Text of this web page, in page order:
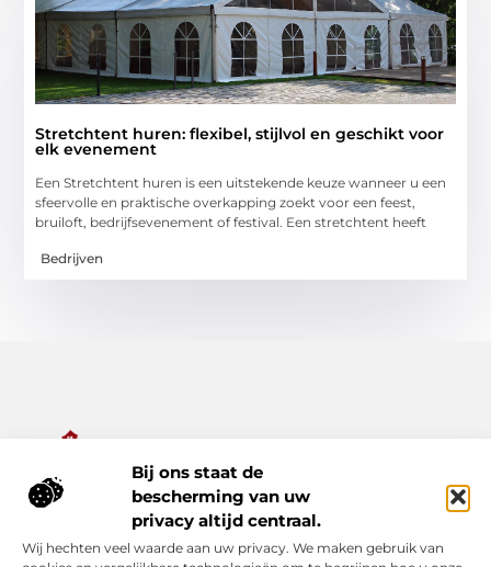
Bij ons staat de
bescherming van uw
privacy altijd centraal.
Wij hechten veel waarde aan uw privacy. We maken gebruik van
Stretchtent huren: flexibel, stijlvol en geschikt voor
elk evenement
Een Stretchtent huren is een uitstekende keuze wanneer u een
sfeervolle en praktische overkapping zoekt voor een feest,
bruiloft, bedrijfsevenement of festival. Een stretchtent heeft
Bedrijven
Alles wat je nodig hebt voor een rijker dagelijks leven.
Ontdek een diverse verzameling van blogs en artikelen die je
inspireren, informeren en verrijken – van praktische tips tot
bijzondere verhalen.